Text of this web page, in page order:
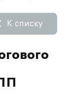
К списку